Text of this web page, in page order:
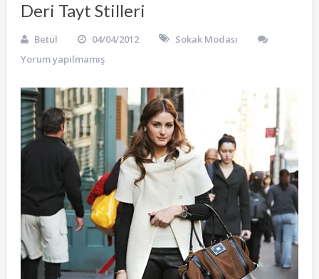
Deri Tayt Stilleri
Betül 04/04/2012
Sokak Modası
Yorum yapılmamış